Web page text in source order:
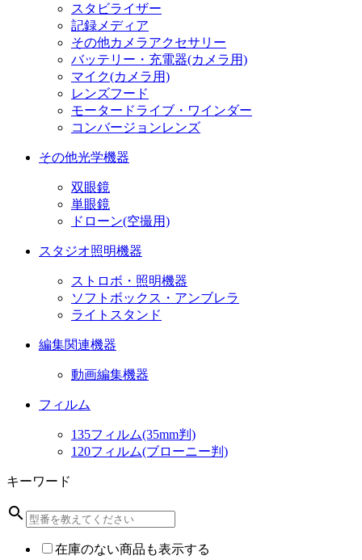
スタビライザー
記録メディア
その他カメラアクセサリー
バッテリー・充電器(カメラ用)
マイク(カメラ用)
レンズフード
モータードライブ・ワインダー
コンバージョンレンズ
その他光学機器
双眼鏡
単眼鏡
ドローン(空撮用)
スタジオ照明機器
ストロボ・照明機器
ソフトボックス・アンブレラ
ライトスタンド
編集関連機器
動画編集機器
フィルム
135フィルム(35mm判)
120フィルム(ブローニー判)
キーワード
search
在庫のない商品も表示する